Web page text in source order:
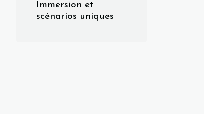
Immersion et
scénarios uniques